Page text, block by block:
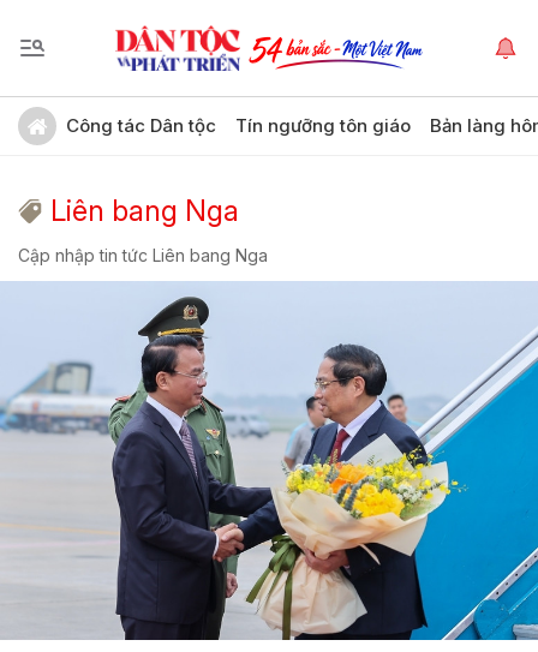
Công tác Dân tộc Tín ngưỡng tôn giáo Bản làng
Liên bang Nga
Cập nhập tin tức Liên bang Nga